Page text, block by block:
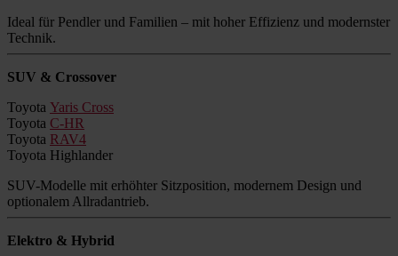
Ideal für Pendler und Familien – mit hoher Effizienz und modernster
Technik.
SUV & Crossover
Toyota Yaris Cross
Toyota C-HR
Toyota RAV4
Toyota Highlander
SUV-Modelle mit erhöhter Sitzposition, modernem Design und
optionalem Allradantrieb.
Elektro & Hybrid